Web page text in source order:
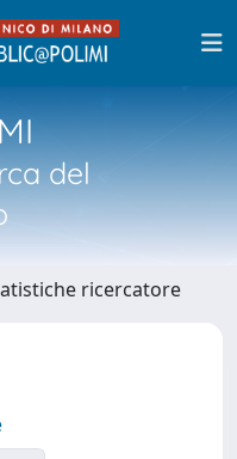
del
ricercatore